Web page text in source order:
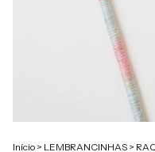
Início > LEMBRANCINHAS >